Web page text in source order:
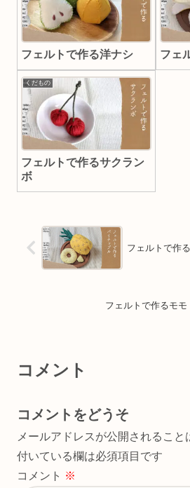
フェルトで作る洋ナシ フェ
くだもの
フェルトで作るサクラン
ボ
フェルトで作
フェルトで作るモモ
コメント
コメントをどうそ
メールアドレスが公開されること
付いている欄は必須項目です
コメント ※